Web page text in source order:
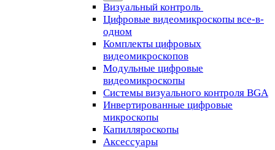
Визуальный контроль
Цифровые видеомикроскопы все-в-
одном
Комплекты цифровых
видеомикроскопов
Модульные цифровые
видеомикроскопы
Cистемы визуального контроля BGA
Инвертированные цифровые
микроскопы
Капилляроскопы
Аксессуары